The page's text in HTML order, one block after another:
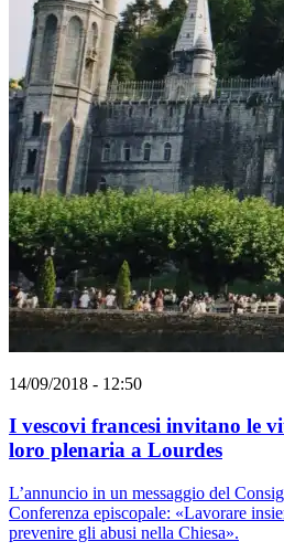
14/09/2018 - 12:50
I vescovi francesi invitano le
loro plenaria a Lourdes
L’annuncio in un messaggio del
Conferenza episcopale: «Lavorare
prevenire gli abusi nella Chiesa».